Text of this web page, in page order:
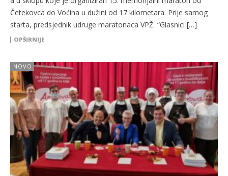
Četekovca do Voćina u dužini od 17 kilometara. Prije samog
starta, predsjednik udruge maratonaca VPŽ “Glasnici […]
OPŠIRNIJE
NOVO